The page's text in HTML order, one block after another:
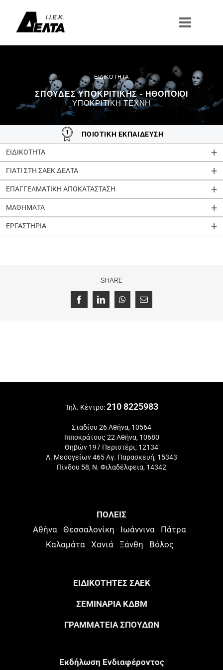
περιεχόμενο
ΣΠΟΥΔΈΣ ΥΠΟΚΡΙΤΙΚΉΣ - ΗΘΟΠΟΙΟΊ
ΥΠΟΚΡΙΤΙΚΉ ΤΈΧΝΗ
ΠΟΙΟΤΙΚΗ ΕΚΠΑΙΔΕΥΣΗ
ΕΙΔΙΚΟΤΗΤΑ
ΓΙΑΤΙ ΣΤΗ ΣΑΕΚ ΔΕΛΤΑ
ΕΠΑΓΓΕΛΜΑΤΙΚΗ ΑΠΟΚΑΤΑΣΤΑΣΗ
ΜΑΘΗΜΑΤΑ
ΕΡΓΑΣΤΗΡΙΑ
SHARE
FacebookLinkedInWhatsApp
Email
Τηλ. Κέντρο:210 8225983
Σταδίου 26 Αθήνα, 10564
Ιπποκράτους 22 Αθήνα, 10680
Θηβών 197 Περιστέρι, 12134
Λ. Μεσογείων 465 Αγ. Παρασκευή, 15343
Πίνδου 58, Ν. Φιλαδέλφεια, 14342
ΠΟΛΕΙΣ
Αθήνα Θεσσαλονίκη Ιωάννινα
Πάτρα
Καλαμάτα
Χανιά Ξάνθη Βόλος
ΕΙΔΙΚΟΤΗΤΕΣ ΣΑΕΚ
ΣΕΜΙΝΑΡΙΑ ΚΔΒΜ
ΓΡΑΜΜΑΤΕΙΑ ΣΠΟΥΔΩΝ
Eκδήλωση Eνδιαφέροντος